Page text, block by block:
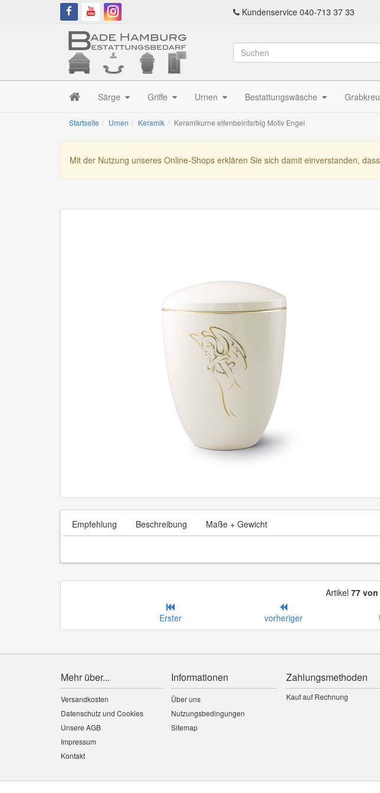
Kundenservice 040-713 37 33
Särge Griffe Urnen Bestattungswäsche
Startseite Urnen Keramik Keramikurne elfenbeinfarbig Motiv Engel
Mit der Nutzung unseres Online-Shops erklären Sie sich damit einverstanden,
Empfehlung Beschreibung Maße + Gewicht
Artikel 77 von
Erster vorheriger
Mehr über...
Versandkosten
Datenschutz und Cookies
Unsere AGB
Impressum
Kontakt
Informationen
Über uns
Nutzungsbedingungen
Sitemap
Zahlungsmethoden
Kauf auf Rechnung